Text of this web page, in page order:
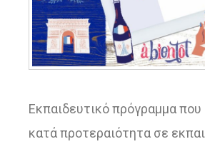
Εκπαιδευτικό πρόγραμμα
κατά προτεραιότητα σε